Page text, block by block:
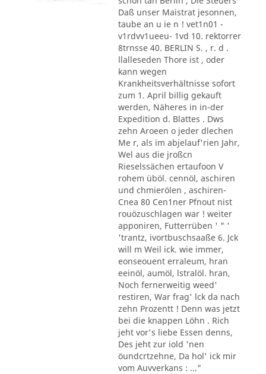
Daß unser Maistrat jesonnen,
taube an u ie n ! vet1n01 -
v1rdvv1ueeu- 1vd 10. rektorrer
8trnsse 40. BERLIN S. , r. d .
llalleseden Thore ist , oder
kann wegen
Krankheitsverhältnisse sofort
zum 1. April billig gekauft
werden, Näheres in in-der
Expedition d. Blattes . Dws
zehn Aroeen o jeder dlechen
Me r, als im abjelauf'rien Jahr,
Wel aus die jroßcn
Rieselssächen ertaufoon V
rohem üböl. cennöl, aschiren
und chmierölen , aschiren-
Cnea 80 Cen1ner Pfnout nist
rouözuschlagen war ! weiter
apponiren, Futterrüben ' " '
'trantz, ivortbuschsaaße 6. Jck
will m Weil ick. wie immer,
eonseouent erraleum, hran
eeinöl, aumöl, lstralöl. hran,
Noch fernerweitig weed'
restiren, War frag' lck da nach
zehn Prozentt ! Denn was jetzt
bei die knappen Löhn . Rich
jeht vor's liebe Essen denns,
Des jeht zur iold 'nen
öundcrtzehne, Da hol' ick mir
vom Auvverkans : ..."